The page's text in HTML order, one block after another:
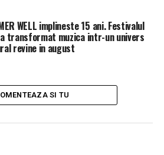
WELL implineste 15 ani. Festivalul
transformat muzica intr-un univers
revine in august
SI TU